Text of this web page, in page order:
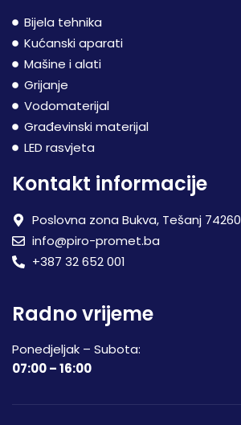
Bijela tehnika
Kućanski aparati
Mašine i alati
Grijanje
Vodomaterijal
Građevinski materijal
LED rasvjeta
Kontakt informacije
Poslovna zona Bukva, Tešanj 74260
info@piro-promet.ba
+387 32 652 001
Radno vrijeme
Ponedjeljak – Subota:
07:00 – 16:00